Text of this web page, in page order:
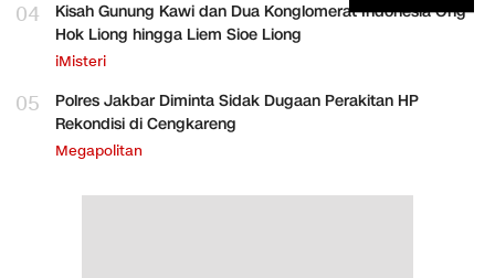
04
Kisah Gunung Kawi dan Dua Konglomerat Indonesia Ong
Hok Liong hingga Liem Sioe Liong
iMisteri
05
Polres Jakbar Diminta Sidak Dugaan Perakitan HP
Rekondisi di Cengkareng
Megapolitan